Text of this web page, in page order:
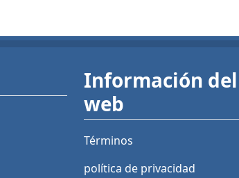
Información
web
Términos
política de privacidad